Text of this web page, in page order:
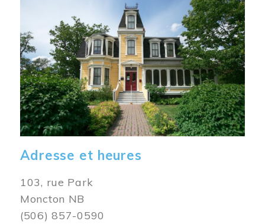
Adresse et heures
103, rue Park
Moncton NB
(506) 857-0590